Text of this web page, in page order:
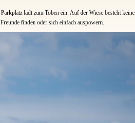
lädt zum Toben ein. Auf der Wiese besteht keine
finden oder sich einfach auspowern.